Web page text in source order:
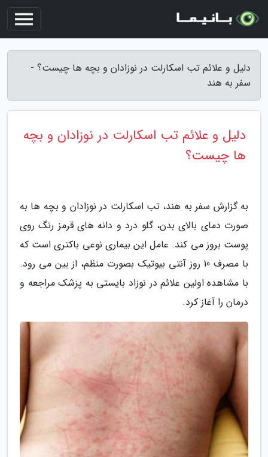
دلیل و علائم تب اسکارلت در نوزادان و بچه ها چیست؟ -
سفر به هند
دلیل و علائم تب اسکارلت در نوزادان و بچه
ها چیست؟
به گزارش سفر به هند، تب اسکارلت در نوزادان و بچه ها به
صورت دمای بالای بدن، گلو درد و دانه های قرمز رنگ روی
پوست بروز می کند. عامل این بیماری نوعی باکتری است که
با مصرف 10 روز آنتی بیوتیک بصورت منظم، از بین می رود.
با مشاهده اولین علائم در نوزاد بایستی به پزشک مراجعه و
درمان را آغاز کرد.